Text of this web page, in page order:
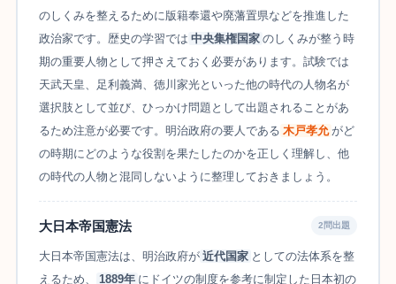
のしくみを整えるために版籍奉還や廃藩置県などを推進した
政治家です。歴史の学習では 中央集権国家 のしくみが整う時
期の重要人物として押さえておく必要があります。試験では
天武天皇、足利義満、徳川家光といった他の時代の人物名が
選択肢として並び、ひっかけ問題として出題されることがあ
るため注意が必要です。明治政府の要人である 木戸孝允 がど
の時期にどのような役割を果たしたのかを正しく理解し、他
の時代の人物と混同しないように整理しておきましょう。
大日本帝国憲法 2問出題
大日本帝国憲法は、明治政府が 近代国家 としての法体系を整
えるため、
1889年 にドイツの制度を参考に制定した日本初の